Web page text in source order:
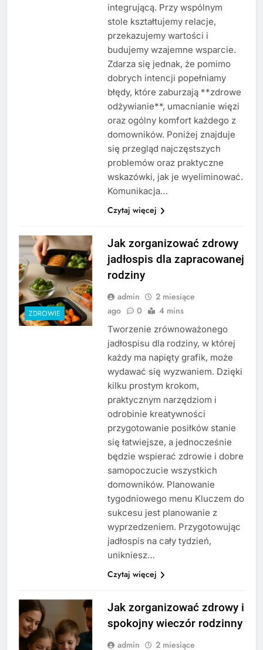
integrującą. Przy wspólnym
stole kształtujemy relacje,
przekazujemy wartości i
budujemy wzajemne wsparcie.
Zdarza się jednak, że pomimo
dobrych intencji popełniamy
błędy, które zaburzają **zdrowe
odżywianie**, umacnianie więzi
oraz ogólny komfort każdego z
domowników. Poniżej znajduje
się przegląd najczęstszych
problemów oraz praktyczne
wskazówki, jak je wyeliminować.
Komunikacja…
Czytaj więcej
ZDROWIE
Jak zorganizować zdrowy
jadłospis dla zapracowanej
rodziny
admin
2 miesiące
ago
0 4 mins
Tworzenie zrównoważonego
jadłospisu dla rodziny, w której
każdy ma napięty grafik, może
wydawać się wyzwaniem. Dzięki
kilku prostym krokom,
praktycznym narzędziom i
odrobinie kreatywności
przygotowanie posiłków stanie
się łatwiejsze, a jednocześnie
będzie wspierać zdrowie i dobre
samopoczucie wszystkich
domowników. Planowanie
tygodniowego menu Kluczem do
sukcesu jest planowanie z
wyprzedzeniem. Przygotowując
jadłospis na cały tydzień,
unikniesz…
Czytaj więcej
Jak zorganizować zdrowy i
spokojny wieczór rodzinny
admin 2 miesiące